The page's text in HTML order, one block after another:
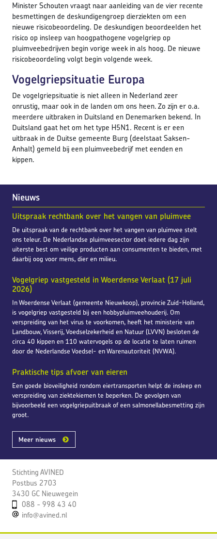
Nieuws
Uitspraak rechtbank over het vangen van pluimvee
De uitspraak van de rechtbank over het vangen van pluimvee stelt
ons teleur. De Nederlandse pluimveesector doet iedere dag zijn
uiterste best om veilige producten aan consumenten te bieden, met
daarbij oog voor mens, dier en milieu.
Vogelgriep vastgesteld in Woerdense Verlaat (17 juli
2026)
In Woerdense Verlaat (gemeente Nieuwkoop), provincie Zuid-Holland,
is vogelgriep vastgesteld bij een hobbypluimveehouderij. Om
verspreiding van het virus te voorkomen, heeft het ministerie van
Landbouw, Visserij, Voedselzekerheid en Natuur (LVVN) besloten de
circa 40 kippen en 110 watervogels op de locatie te laten ruimen
door de Nederlandse Voedsel- en Warenautoriteit (NVWA).
Praktische tips afvoer van eieren
Een goede bioveiligheid rondom eiertransporten helpt de insleep en
verspreiding van ziektekiemen te beperken. De gevolgen van
bijvoorbeeld een vogelgriepuitbraak of een salmonellabesmetting zijn
groot.
Meer nieuws
Stichting AVINED
Postbus 2703
3430 GC Nieuwegein
088 - 998 43 40
info@avined.nl
Minister Schouten vraagt naar aanleiding van de vier recente
besmettingen de deskundigengroep dierziekten om een
nieuwe risicobeoordeling. De deskundigen beoordeelden het
risico op insleep van hoogpathogene vogelgriep op
pluimveebedrijven begin vorige week in als hoog. De nieuwe
risicobeoordeling volgt begin volgende week.
Vogelgriepsituatie Europa
De vogelgriepsituatie is niet alleen in Nederland zeer
onrustig, maar ook in de landen om ons heen. Zo zijn er o.a.
meerdere uitbraken in Duitsland en Denemarken bekend. In
Duitsland gaat het om het type H5N1. Recent is er een
uitbraak in de Duitse gemeente Burg (deelstaat Saksen-
Anhalt) gemeld bij een pluimveebedrijf met eenden en
kippen.